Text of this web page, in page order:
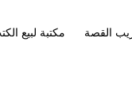
مكتبة لبيع القصة